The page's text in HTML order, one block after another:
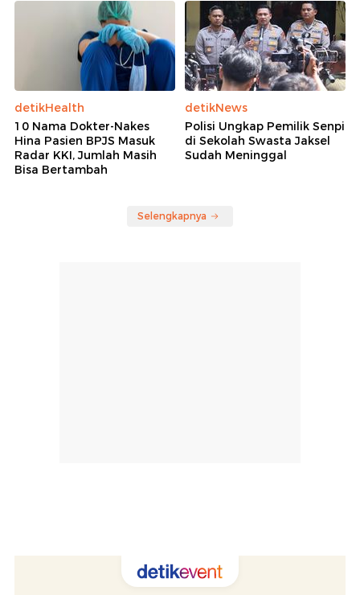
detikHealth
10 Nama Dokter-Nakes
Hina Pasien BPJS Masuk
Radar KKI, Jumlah Masih
Bisa Bertambah
detikNews
Polisi Ungkap Pemilik Senpi
di Sekolah Swasta Jaksel
Sudah Meninggal
Selengkapnya